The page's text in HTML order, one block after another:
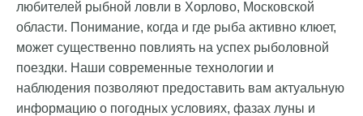
любителей рыбной ловли в Хорлово, Московской
области. Понимание, когда и где рыба активно клюет,
может существенно повлиять на успех рыболовной
поездки. Наши современные технологии и
наблюдения позволяют предоставить вам актуальную
информацию о погодных условиях, фазах луны и